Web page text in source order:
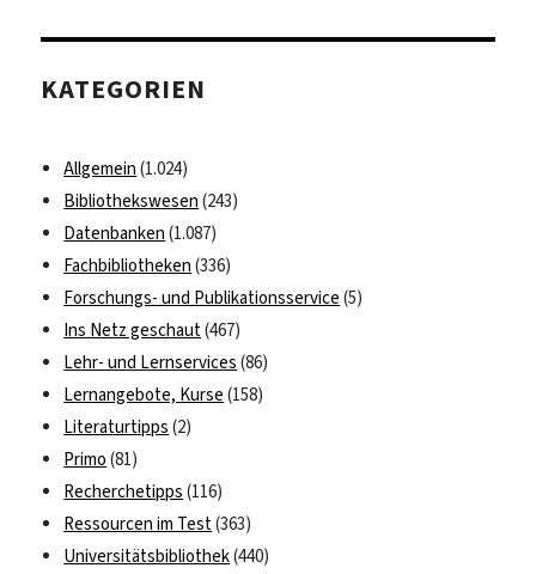
rechtswissenschaftliche
politologische
KATEGORIEN
Allgemein (1.024)
Bibliothekswesen (243)
Datenbanken (1.087)
Fachbibliotheken (336)
Forschungs- und Publikationsservice (5)
Ins Netz geschaut(467)
Lehr- und Lernservices (86)
Lernangebote, Kurse (158)
Literaturtipps (2)
Primo (81)
Recherchetipps (116)
Ressourcen im Test(363)
Universitätsbibliothek(440)